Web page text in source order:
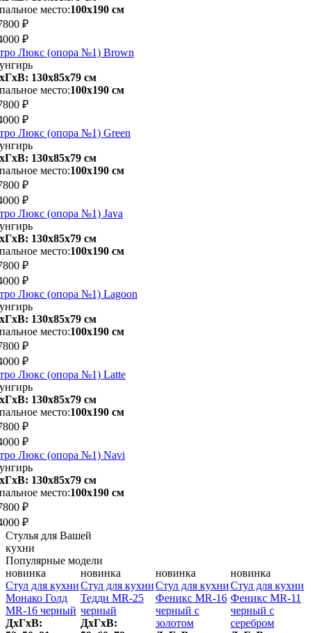
место:100х190 см
₽
₽
Люкс (опора №1) Brown
130х85x79 см
место:100х190 см
₽
₽
Люкс (опора №1) Green
130х85x79 см
место:100х190 см
₽
₽
Люкс (опора №1) Java
130х85x79 см
место:100х190 см
₽
₽
Люкс (опора №1) Lagoon
130х85x79 см
место:100х190 см
₽
₽
Люкс (опора №1) Latte
130х85x79 см
место:100х190 см
₽
₽
Люкс (опора №1) Navi
130х85x79 см
место:100х190 см
₽
₽
Стулья для Вашей
кухни
Популярные модели
новинка
Стул для кухни
Монако Голд
MR-16 черный
ДхГхВ:
новинка
Стул для кухни
Тедди MR-25
черный
ДхГхВ:
новинка
Стул для кухни
Феникс MR-16
черный с
золотом
новинка
Стул для кухни
Феникс MR-11
черный с
серебром